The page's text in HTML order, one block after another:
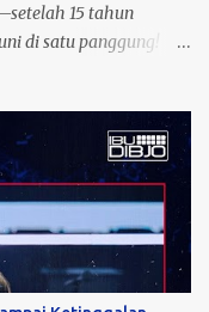
15 tahun
di satu panggung!
semua lagu hits
bakal kembali
fresh. Catat
Selatan! Siap-siap
sekadar konser, tapi
era terbaik musik
ini juga jadi bukti